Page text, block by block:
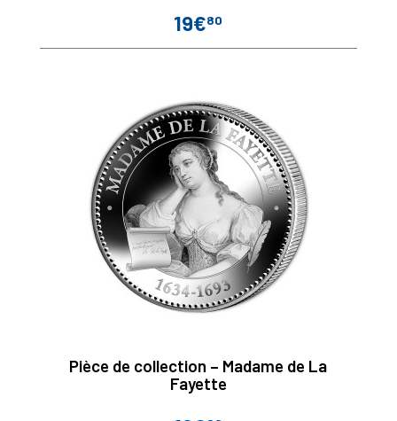
Prix
19€80
Pièce de collection – Madame de La
Fayette